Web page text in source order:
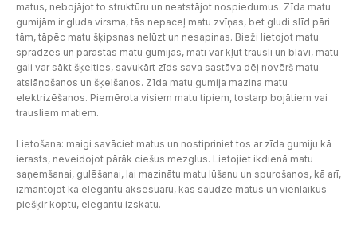
matus, nebojājot to struktūru un neatstājot nospiedumus. Zīda matu
gumijām ir gluda virsma, tās nepaceļ matu zvīņas, bet gludi slīd pāri
tām, tāpēc matu šķipsnas nelūzt un nesapinas. Bieži lietojot matu
sprādzes un parastās matu gumijas, mati var kļūt trausli un blāvi, matu
gali var sākt šķelties, savukārt ​​zīds sava sastāva dēļ novērš matu
atslāņošanos un šķelšanos. Zīda matu gumija mazina matu
elektrizēšanos. Piemērota visiem matu tipiem, tostarp bojātiem vai
trausliem matiem.
Lietošana: maigi savāciet matus un nostipriniet tos ar zīda gumiju kā
ierasts, neveidojot pārāk ciešus mezglus. Lietojiet ikdienā matu
saņemšanai, gulēšanai, lai mazinātu matu lūšanu un spurošanos, kā arī,
izmantojot kā elegantu aksesuāru, kas saudzē matus un vienlaikus
piešķir koptu, elegantu izskatu.